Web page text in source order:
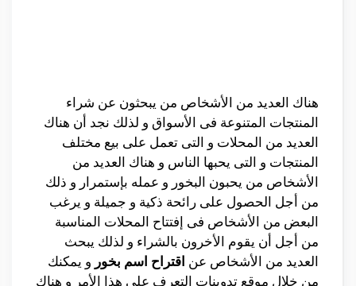
هناك العديد من الأشخاص من يبحثون عن شراء
المنتجات المتنوعة فى الأسواق و لذلك نجد أن هناك
العديد من المحلات و التى تعمل على بيع مختلف
المنتجات و التى يحبها الناس و هناك العديد من
الأشخاص من يحبون البخور و عمله بإستمرار و ذلك
من أجل الحصول على رائحة ذكية و جميلة و يرغب
البعض من الأشخاص فى إفتتاح المحلات المناسبة
من أجل أن يقوم الأخرون بالشراء و لذلك يبحث
العديد من الأشخاص عن اقتراح اسم بخور و يمكنك
من خلال موقع تدوينات التعرف على هذا الأمر و هناك